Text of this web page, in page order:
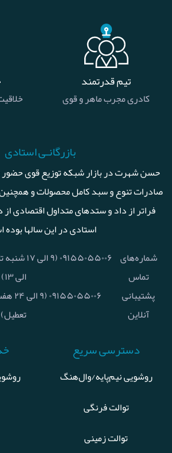
تیم قدرتمند
کادری مجرب ماهر و قوی
بازرگانـی استادی
حسن شهرت در بازار شبکه توزیع قوی حضور
صادرات تنوع و سبد کامل محصولات و
فراتر از داد و ستدهای متداول اقتصادی از
استادی در این سالها
شماره‌های
تماس
الی ۱۳)
پشتیبانی
آنلاین
تعطیل)
دسترسی سریع
روشویی نیم‌پایه/وال‌هنگ
توالت فرنگی
توالت زمینی